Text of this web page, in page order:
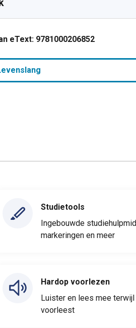
eText: 9781000206852
Studietools
Ingebouwde
markeringen en meer
Hardop voorlezen
Luister en lees mee
voorleest